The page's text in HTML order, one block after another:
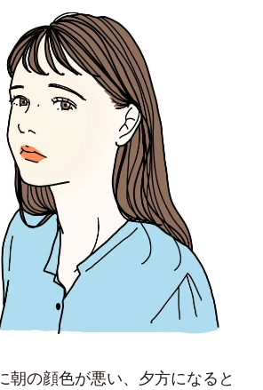
朝の顔色が悪い、夕方になると